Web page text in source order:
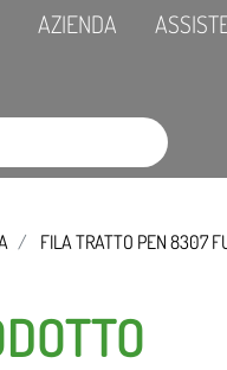
AZIENDA
FILA TRATTO PEN 8307